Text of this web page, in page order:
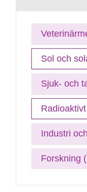
Sol och
Sjuk- och
Industri
Forskning